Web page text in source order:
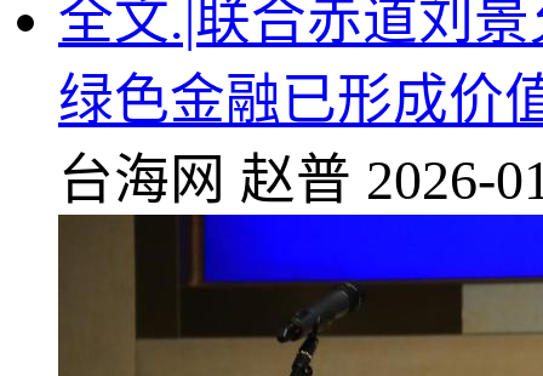
全文.|联合赤道刘
绿色金融已形成价
台海网 赵普 2026-